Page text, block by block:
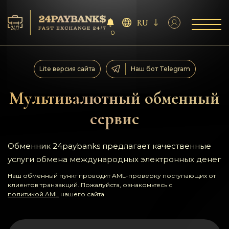
Сервисы
Резервы
Партнёрам
Отзывы
Правила
AML/CFT
0
RU
Мультивалютный обменный
сервис
Lite версия сайта Наш бот Telegram
Обменник 24paybanks предлагает качественные
услуги обмена международных электронных денег
Наш обменный пункт проводит AML-проверку поступающих от
клиентов транзакций. Пожалуйста, ознакомьтесь с
политикой AML нашего сайта